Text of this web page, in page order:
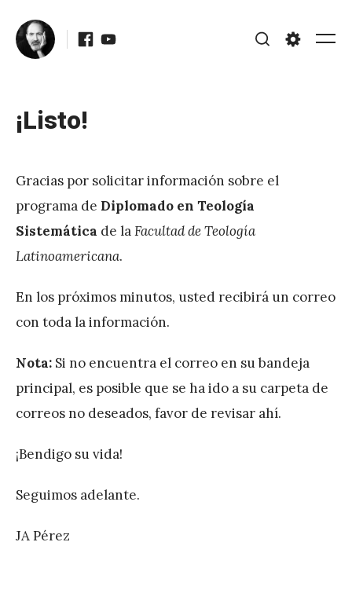
content
Facebook
Youtube
¡Listo!
Posted
Updated
2023
y
J
A
P
é
r
z
Gracias por solicitar información sobre el
programa de Diplomado en Teología
Sistemática de laFacultad de Teología
Latinoamericana.
En los próximos minutos, usted recibirá un correo
con toda la información.
Nota: Si no encuentra el correo en su bandeja
principal, es posible que se ha ido a su carpeta de
correos no deseados, favor de revisar ahí.
¡Bendigo su vida!
Seguimos adelante.
JA Pérez